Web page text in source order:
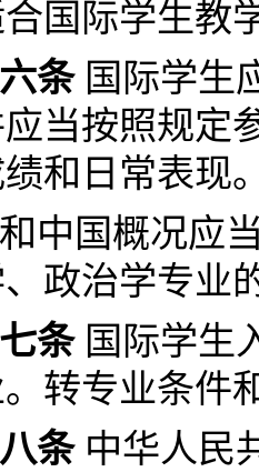
国际学生教
条国际学生
当按照规定
和日常表现
国概况应当
政治学专业
条国际学生
转专业条件
条中华人民